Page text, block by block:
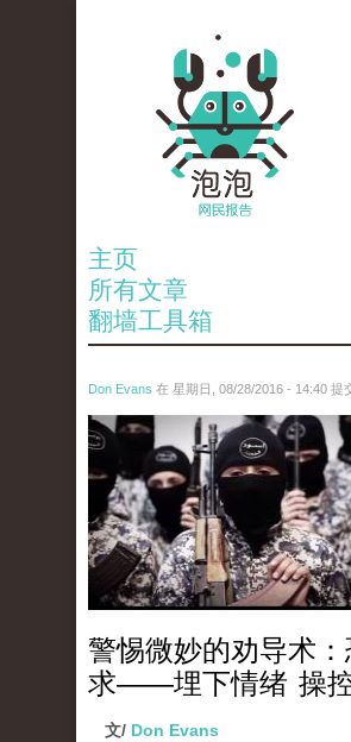
主页
所有文章
翻墙工具箱
Don Evans 在 星期日, 08/28/2016 - 14:40 提
警惕微妙的劝导术
求——埋下情绪 操
文/ Don Evans